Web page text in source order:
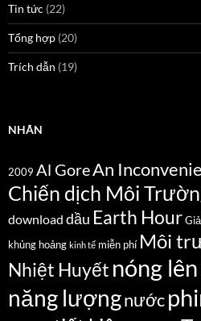
Tin tức (22)
Tổng hợp (20)
Trích dẫn (19)
NHÃN
2009 Al GoreAn
Chiến dịch Môi
download dầu Earth Hour
khủng hoảng kinh tế miễn phí Môi
Nhiệt Huyết nóng
năng lượngnước